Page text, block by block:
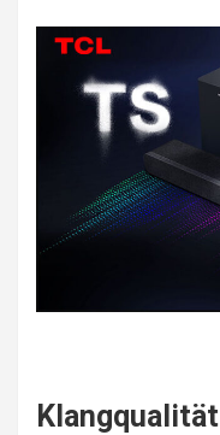
Klangqualität